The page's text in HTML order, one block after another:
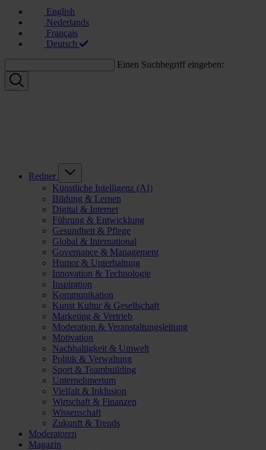
English
Nederlands
Français
Deutsch
Einen Suchbegriff eingeben:
Redner
Künstliche Intelligenz (AI)
Bildung & Lernen
Digital & Internet
Führung & Entwicklung
Gesundheit & Pflege
Global & International
Governance & Management
Humor & Unterhaltung
Innovation & Technologie
Inspiration
Kommunikation
Kunst Kultur & Gesellschaft
Marketing & Vertrieb
Moderation & Veranstaltungsleitung
Motivation
Nachhaltigkeit & Umwelt
Politik & Verwaltung
Sport & Teambuilding
Unternehmertum
Vielfalt & Inklusion
Wirtschaft & Finanzen
Wissenschaft
Zukunft & Trends
Moderatoren
Magazin